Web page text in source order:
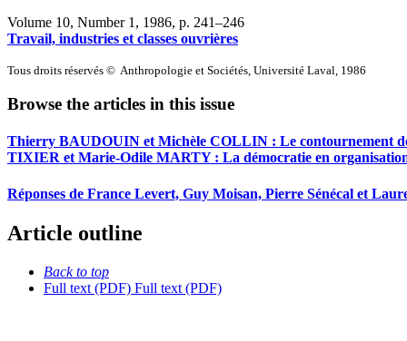
Volume 10, Number 1, 1986, p. 241–246
Travail, industries et classes ouvrières
Tous droits réservés © Anthropologie et Sociétés, Université Laval, 1986
Browse the articles in this issue
Thierry BAUDOUIN et Michèle COLLIN : Le contournement
TIXIER et Marie-Odile MARTY : La démocratie en
Réponses de France Levert, Guy Moisan, Pierre Sénécal et
Article outline
Back to top
Full text (PDF) Full text (PDF)